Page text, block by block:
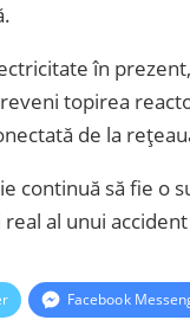
în
topirea
de la
continuă să fie
al unui
Facebook